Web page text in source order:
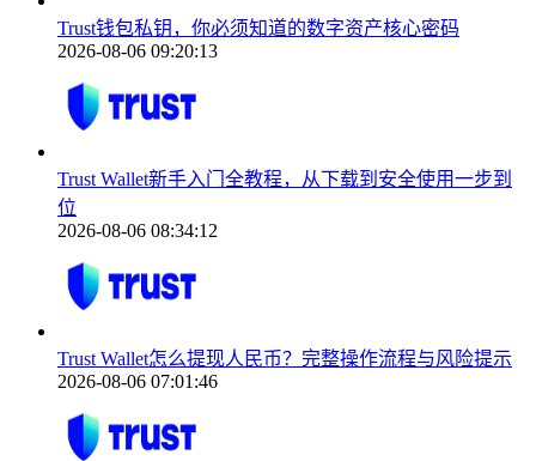
Trust钱包私钥，你必须知道的数字资产核心密码
2026-08-06 09:20:13
Trust Wallet新手入门全教程，从下载到安全使用一步到
位
2026-08-06 08:34:12
Trust Wallet怎么提现人民币？完整操作流程与风险提示
2026-08-06 07:01:46